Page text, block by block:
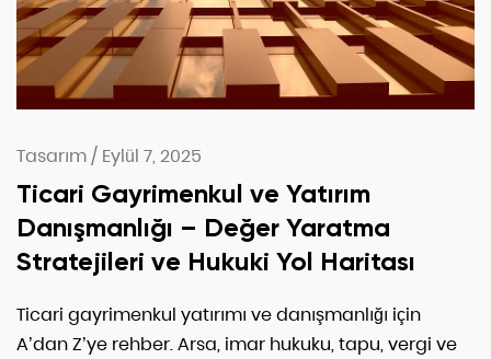
Tasarım/ Eylül 7, 2025
Ticari Gayrimenkul ve Yatırım
Danışmanlığı – Değer Yaratma
Stratejileri ve Hukuki Yol Haritası
Ticari gayrimenkul yatırımı ve danışmanlığı için
A’dan Z’ye rehber. Arsa, imar hukuku, tapu, vergi ve